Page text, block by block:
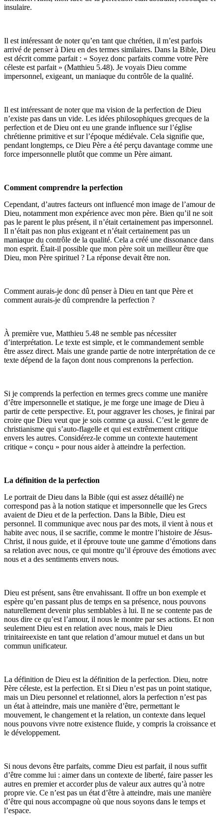
insulaire.
Il est intéressant de noter qu’en tant que chrétien, il m’est parfois
arrivé de penser à Dieu en des termes similaires. Dans la Bible, Dieu
est décrit comme parfait : « Soyez donc parfaits comme votre Père
céleste est parfait » (Matthieu 5.48). Je voyais Dieu comme
impersonnel, exigeant, un maniaque du contrôle de la qualité.
Il est intéressant de noter que ma vision de la perfection de Dieu
n’existe pas dans un vide. Les idées philosophiques grecques de la
perfection et de Dieu ont eu une grande influence sur l’église
chrétienne primitive et sur l’époque médiévale. Cela signifie que,
pendant longtemps, ce Dieu Père a été perçu davantage comme une
force impersonnelle plutôt que comme un Père aimant.
Comment comprendre la perfection
Cependant, d’autres facteurs ont influencé mon image de l’amour de
Dieu, notamment mon expérience avec mon père. Bien qu’il ne soit
pas le parent le plus présent, il n’était certainement pas impersonnel.
Il n’était pas non plus exigeant et n’était certainement pas un
maniaque du contrôle de la qualité. Cela a créé une dissonance dans
mon esprit. Était-il possible que mon père soit un meilleur être que
Dieu, mon Père spirituel ? La réponse devait être non.
Comment aurais-je donc dû penser à Dieu en tant que Père et
comment aurais-je dû comprendre la perfection ?
À première vue, Matthieu 5.48 ne semble pas nécessiter
d’interprétation. Le texte est simple, et le commandement semble
être assez direct. Mais une grande partie de notre interprétation de ce
texte dépend de la façon dont nous comprenons la perfection.
Si je comprends la perfection en termes grecs comme une manière
d’être impersonnelle et statique, je me forge une image de Dieu à
partir de cette perspective. Et, pour aggraver les choses, je finirai par
croire que Dieu veut que je sois comme ça aussi. C’est le genre de
christianisme qui s’auto-flagelle et qui est extrêmement critique
envers les autres. Considérez-le comme un contexte hautement
critique « conçu » pour nous aider à atteindre la perfection.
La définition de la perfection
Le portrait de Dieu dans la Bible (qui est assez détaillé) ne
correspond pas à la notion statique et impersonnelle que les Grecs
avaient de Dieu et de la perfection. Dans la Bible, Dieu est
personnel. Il communique avec nous par des mots, il vient à nous et
habite avec nous, il se sacrifie, comme le montre l’histoire de Jésus-
Christ, il nous guide, et il éprouve toute une gamme d’émotions dans
sa relation avec nous, ce qui montre qu’il éprouve des émotions avec
nous et a des sentiments envers nous.
Dieu est présent, sans être envahissant. Il offre un bon exemple et
espère qu’en passant plus de temps en sa présence, nous pouvons
naturellement devenir plus semblables à lui. Il ne se contente pas de
nous dire ce qu’est l’amour, il nous le montre par ses actions. Et non
seulement Dieu est en relation avec nous, mais le Dieu
trinitaireexiste en tant que relation d’amour mutuel et dans un but
commun unificateur.
La définition de Dieu est la définition de la perfection. Dieu, notre
Père céleste, est la perfection. Et si Dieu n’est pas un point statique,
mais un Dieu personnel et relationnel, alors la perfection n’est pas
un état à atteindre, mais une manière d’être, permettant le
mouvement, le changement et la relation, un contexte dans lequel
nous pouvons vivre notre existence fluide, y compris la croissance et
le développement.
Si nous devons être parfaits, comme Dieu est parfait, il nous suffit
d’être comme lui : aimer dans un contexte de liberté, faire passer les
autres en premier et accorder plus de valeur aux autres qu’à notre
propre vie. Ce n’est pas un état d’être à atteindre, mais une manière
d’être qui nous accompagne où que nous soyons dans le temps et
l’espace.